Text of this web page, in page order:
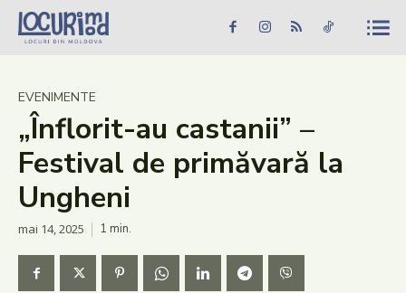
Caută în site... Căutare
Știri
Evenimente
Dezvoltare rurală
Turism
Vinării
EVENIMENTE
„Înflorit-au castanii” –
Festival de primăvară la
Ungheni
mai 14, 2025 1 min.